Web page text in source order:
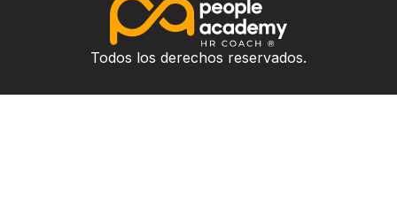
Todos los derechos reservados.